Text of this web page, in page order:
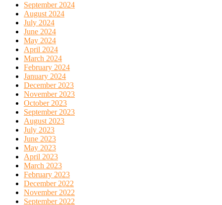
September 2024
August 2024
July 2024
June 2024
May 2024
April 2024
March 2024
February 2024
January 2024
December 2023
November 2023
October 2023
September 2023
August 2023
July 2023
June 2023
May 2023
April 2023
March 2023
February 2023
December 2022
November 2022
September 2022